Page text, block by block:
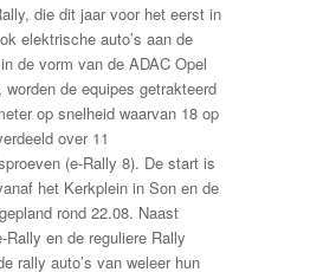
die dit jaar voor het eerst in
elektrische auto’s aan de
de vorm van de ADAC Opel
worden de equipes getrakteerd
op snelheid waarvan 18 op
over 11
(e-Rally 8). De start is
het Kerkplein in Son en de
rond 22.08. Naast
Rally en de reguliere Rally
rally auto’s van weleer hun